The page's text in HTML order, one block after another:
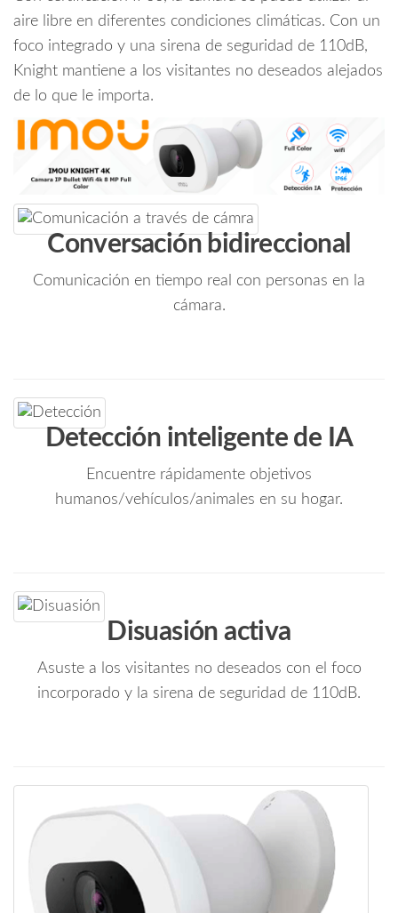
Activa/
WiFi
6.0/
Bidireccional/
Sirena
y
Luz
Integrada/
Detección
de
Humanos,
Vehiculos
cantidad
aire libre en diferentes condiciones climáticas. Con un
foco integrado y una sirena de seguridad de 110dB,
Knight mantiene a los visitantes no deseados alejados
de lo que le importa.
Conversación bidireccional
Comunicación en tiempo real con personas en la
cámara.
Detección inteligente de IA
Encuentre rápidamente objetivos
humanos/vehículos/animales en su hogar.
Disuasión activa
Asuste a los visitantes no deseados con el foco
incorporado y la sirena de seguridad de 110dB.